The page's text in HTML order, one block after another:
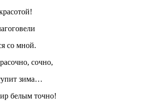
со мной.
сочно,
зима…
белым точно!